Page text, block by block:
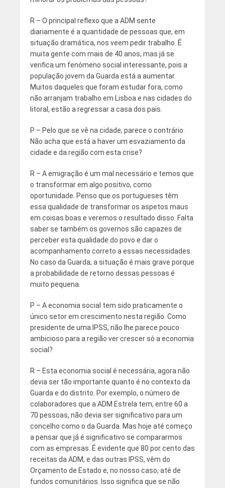
R – O principal reflexo que a ADM sente
diariamente é a quantidade de pessoas que, em
situação dramática, nos veem pedir trabalho. É
muita gente com mais de 40 anos, mas já se
verifica um fenómeno social interessante, pois a
população jovem da Guarda está a aumentar.
Muitos daqueles que foram estudar fora, como
não arranjam trabalho em Lisboa e nas cidades do
litoral, estão a regressar a casa dos pais.
P – Pelo que se vê na cidade, parece o contrário.
Não acha que está a haver um esvaziamento da
cidade e da região com esta crise?
R – A emigração é um mal necessário e temos que
o transformar em algo positivo, como
oportunidade. Penso que os portugueses têm
essa qualidade de transformar os aspetos maus
em coisas boas e veremos o resultado disso. Falta
saber se também os governos são capazes de
perceber esta qualidade do povo e dar o
acompanhamento correto a essas necessidades.
No caso da Guarda, a situação é mais grave porque
a probabilidade de retorno dessas pessoas é
muito pequena.
P – A economia social tem sido praticamente o
único setor em crescimento nesta região. Como
presidente de uma IPSS, não lhe parece pouco
ambicioso para a região ver crescer só a economia
social?
R – Esta economia social é necessária, agora não
devia ser tão importante quanto é no contexto da
Guarda e do distrito. Por exemplo, o número de
colaboradores que a ADM Estrela tem, entre 60 a
70 pessoas, não devia ser significativo para um
concelho como o da Guarda. Mas hoje até começo
a pensar que já é significativo se compararmos
com as empresas. É evidente que 80 por cento das
receitas da ADM, e das outras IPSS, vêm do
Orçamento de Estado e, no nosso caso, até de
fundos comunitários. Isso significa que se não